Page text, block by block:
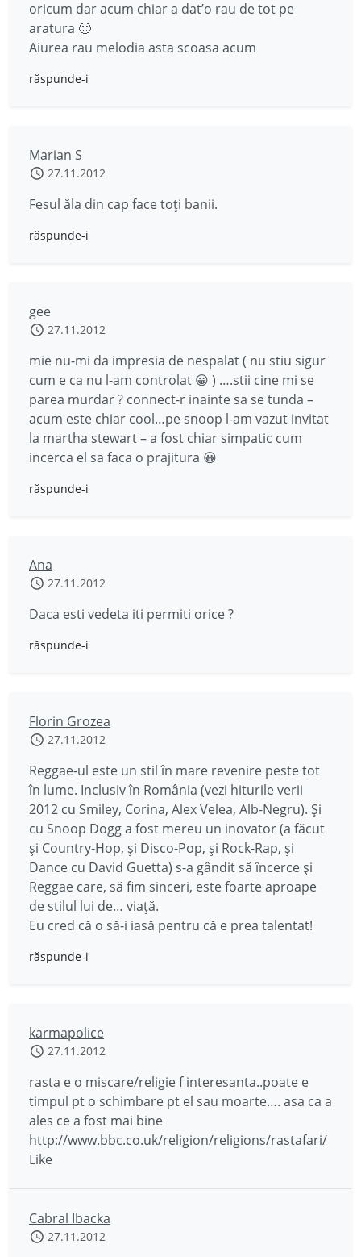
oricum dar acum chiar a dat’o rau de tot pe
aratura 🙂
Aiurea rau melodia asta scoasa acum
răspunde-i
Marian S
27.11.2012
Fesul ăla din cap face toţi banii.
răspunde-i
gee
27.11.2012
mie nu-mi da impresia de nespalat ( nu stiu sigur
cum e ca nu l-am controlat 😀 ) ….stii cine mi se
parea murdar ? connect-r inainte sa se tunda –
acum este chiar cool…pe snoop l-am vazut invitat
la martha stewart – a fost chiar simpatic cum
incerca el sa faca o prajitura 😀
răspunde-i
Ana
27.11.2012
Daca esti vedeta iti permiti orice ?
răspunde-i
Florin Grozea
27.11.2012
Reggae-ul este un stil în mare revenire peste tot
în lume. Inclusiv în România (vezi hiturile verii
2012 cu Smiley, Corina, Alex Velea, Alb-Negru). Și
cu Snoop Dogg a fost mereu un inovator (a făcut
și Country-Hop, și Disco-Pop, și Rock-Rap, și
Dance cu David Guetta) s-a gândit să încerce și
Reggae care, să fim sinceri, este foarte aproape
de stilul lui de… viață.
Eu cred că o să-i iasă pentru că e prea talentat!
răspunde-i
karmapolice
27.11.2012
rasta e o miscare/religie f interesanta..poate e
timpul pt o schimbare pt el sau moarte…. asa ca a
ales ce a fost mai bine
http://www.bbc.co.uk/religion/religions/rastafari/
Like
Cabral Ibacka
27.11.2012